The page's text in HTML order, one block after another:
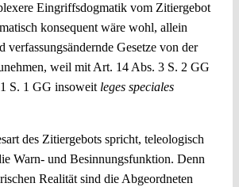
Eingriffsdogmatik vom Zitiergebot
konsequent wäre wohl, allein
verfassungsändernde Gesetze von der
weil mit Art. 14 Abs. 3 S. 2 GG
S. 1 GG insoweit leges speciales
des Zitiergebots spricht, teleologisch
Warn- und Besinnungsfunktion. Denn
Realität sind die Abgeordneten